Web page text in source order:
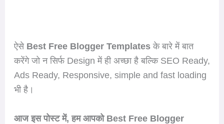
ऐसे Best Free Blogger Templatesके बारे में बात
करेंगे जो न सिर्फ Design में ही अच्छा है बल्कि SEO Ready,
Ads Ready, Responsive, simple and fast loading
भी है।
आज इस पोस्ट में, हम आपको Best Free Blogger